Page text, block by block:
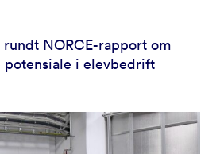
NORCE-rapport om
potensiale i elevbedrift